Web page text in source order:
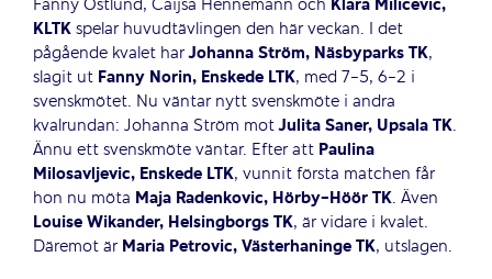
Fanny Östlund, Caijsa Hennemann och Klara Milicevic,
KLTKspelar huvudtävlingen den här veckan. I det
pågående kvalet harJohanna Ström, Näsbyparks TK,
slagit ut Fanny Norin, Enskede LTK, med 7-5, 6-2 i
svenskmötet. Nu väntar nytt svenskmöte i andra
kvalrundan: Johanna Ström motJulita Saner, Upsala TK.
Ännu ett svenskmöte väntar. Efter att Paulina
Milosavljevic, Enskede LTK, vunnit första matchen får
hon nu möta Maja Radenkovic, Hörby-Höör TK. Även
Louise Wikander, Helsingborgs TK, är vidare i kvalet.
Däremot ärMaria Petrovic, Västerhaninge TK, utslagen.